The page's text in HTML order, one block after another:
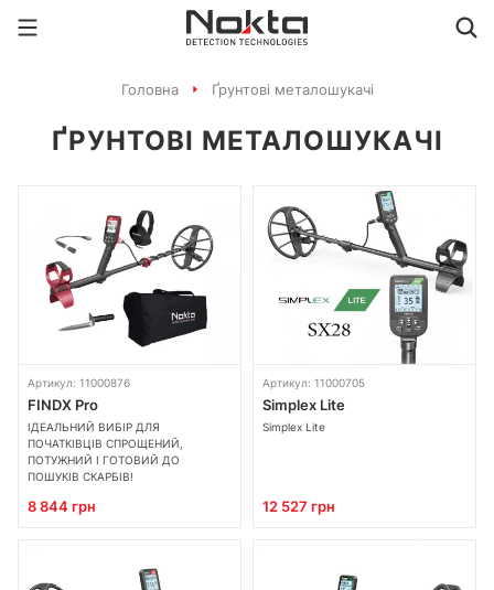
Головна Ґрунтові металошукачі
ҐРУНТОВІ МЕТАЛОШУКАЧІ
Артикул: 11000876
FINDX Pro
ІДЕАЛЬНИЙ ВИБІР ДЛЯ
ПОЧАТКІВЦІВ СПРОЩЕНИЙ,
ПОТУЖНИЙ І ГОТОВИЙ ДО
ПОШУКІВ СКАРБІВ!
8 844 грн
Артикул: 11000705
Simplex Lite
Simplex Lite
12 527 грн